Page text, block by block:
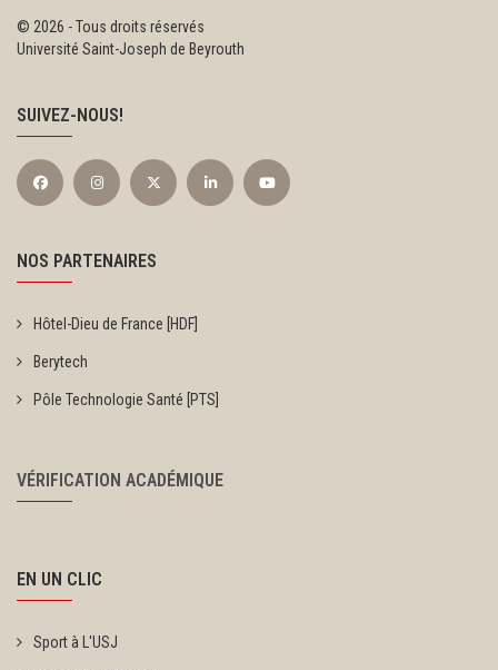
© 2026 - Tous droits réservés
Université Saint-Joseph de Beyrouth
SUIVEZ-NOUS!
NOS PARTENAIRES
Hôtel-Dieu de France [HDF]
Berytech
Pôle Technologie Santé [PTS]
VÉRIFICATION ACADÉMIQUE
EN UN CLIC
Sport à L'USJ